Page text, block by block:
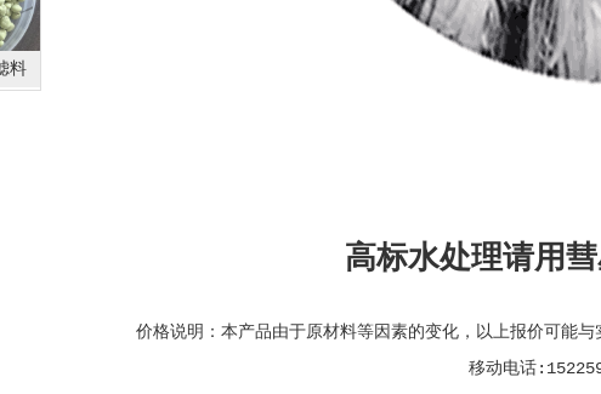
料
高标水处理请用
价格说明：本产品由于原材料等因素的变化，以上报价可能
移动电话